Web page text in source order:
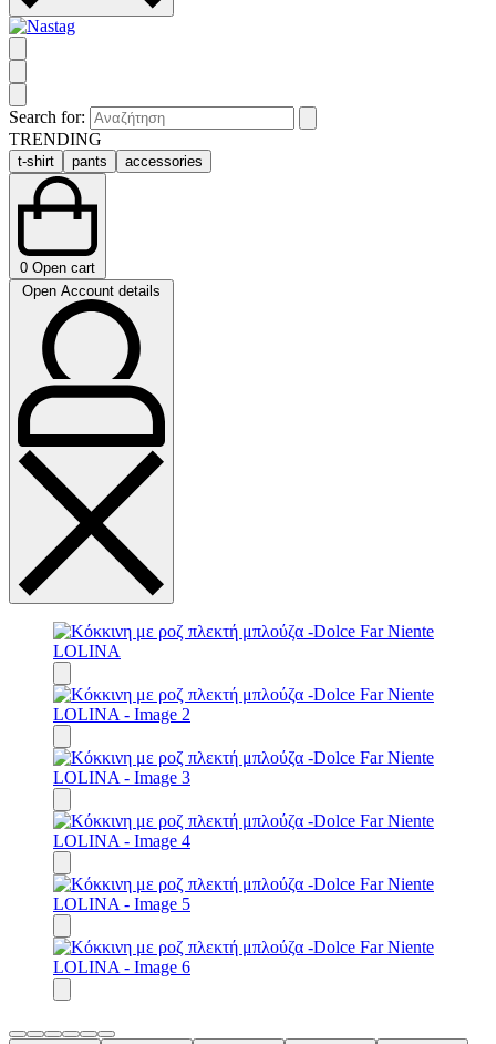
Search for:
TRENDING
t-shirt pants accessories
0 Open cart
Open Account details